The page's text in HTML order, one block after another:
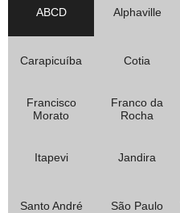
ABCD Alphaville
Carapicuíba Cotia
Francisco
Morato
Franco da
Rocha
Itapevi Jandira
Santo André São Paulo